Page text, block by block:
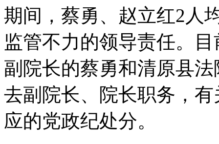
期间，蔡勇、赵立红2人
监管不力的领导责任。
副院长的蔡勇和清原县
去副院长、院长职务，
应的党政纪处分。